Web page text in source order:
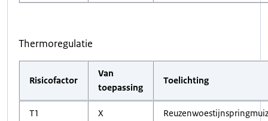
Thermoregulatie
Risicofactor
Van
toepassing
Toelichting
T1 X